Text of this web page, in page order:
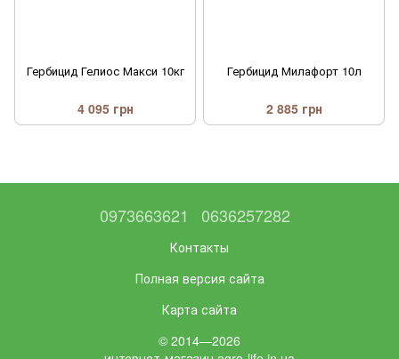
Гербицид Гелиос Макси 10кг
4 095 грн
Гербицид Милафорт 10л
2 885 грн
0973663621 0636257282
Контакты
Полная версия сайта
Карта сайта
© 2014—2026